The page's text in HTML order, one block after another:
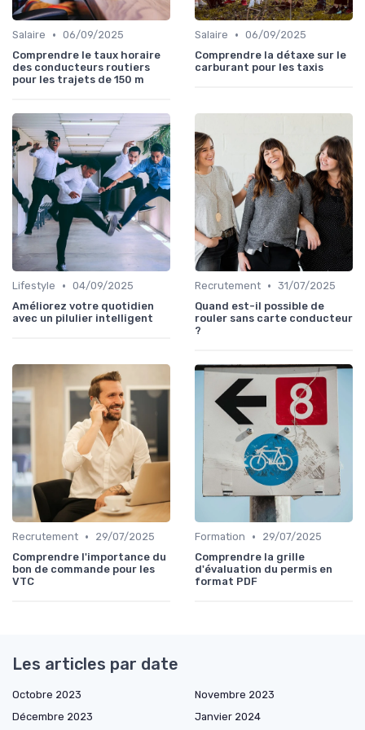
Salaire • 06/09/2025
Comprendre le taux horaire
des conducteurs routiers
pour les trajets de 150 m
Salaire • 06/09/2025
Comprendre la détaxe sur le
carburant pour les taxis
Lifestyle • 04/09/2025
Améliorez votre quotidien
avec un pilulier intelligent
Recrutement • 31/07/2025
Quand est-il possible de
rouler sans carte conducteur
?
Recrutement •
29/07/2025
Comprendre l'importance du
bon de commande pour les
VTC
Formation •
29/07/2025
Comprendre la grille
d'évaluation du permis en
format PDF
Les articles par date
Octobre 2023
Novembre 2023
Décembre 2023
Janvier 2024